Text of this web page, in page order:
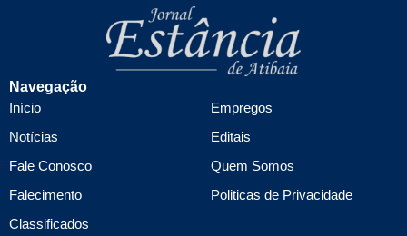
Navegação
Início
Notícias
Fale Conosco
Falecimento
Classificados
Empregos
Editais
Quem Somos
Politicas de Privacidade